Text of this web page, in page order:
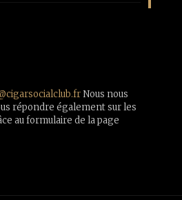
Nous nous
répondre également sur les
au formulaire de la page